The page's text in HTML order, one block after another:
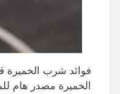
فوائد شرب الخميرة
الخميرة مصدر هام